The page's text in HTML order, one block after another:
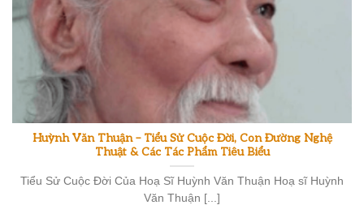
Huỳnh Văn Thuận – Tiểu Sử Cuộc Đời, Con Đường Nghệ
Thuật & Các Tác Phẩm Tiêu Biểu
Tiểu Sử Cuộc Đời Của Hoạ Sĩ Huỳnh Văn Thuận Hoạ sĩ Huỳnh
Văn Thuận [...]